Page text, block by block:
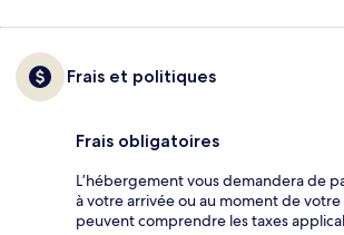
Frais et politiques
Frais obligatoires
L’hébergement vous demandera de
à votre arrivée ou au moment de
peuvent comprendre les taxes